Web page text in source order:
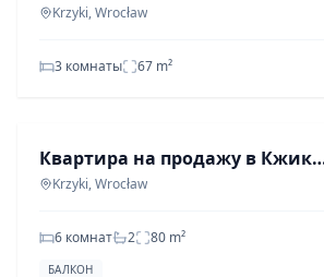
Krzyki, Wrocław
3 комнаты 67 m²
Квартира на продажу в
Krzyki, Wrocław
6 комнат 2 80 m²
БАЛКОН